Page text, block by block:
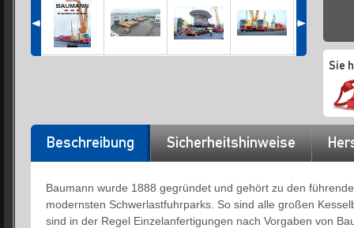
Sie
Beschreibung Sicherheitshinweise
Baumann wurde 1888 gegründet und gehört zu den
modernsten Schwerlastfuhrparks. So sind alle großen
sind in der Regel Einzelanfertigungen nach Vorgaben von